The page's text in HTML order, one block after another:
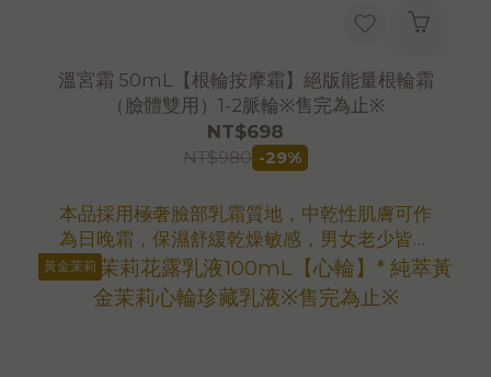
溫宮霜 50mL【根輪按摩霜】絕版能量根輪霜
（臉體雙用）1-2脈輪※售完為止※
NT$698
NT$980 -29%
本品採用極奢臉部乳霜質地，中乾性肌膚可作
為日晚霜，保濕舒緩乾燥敏感，男女老少皆適
用
🌿敏感肌膚適用
🌿特選高能量植萃
黃金茉莉